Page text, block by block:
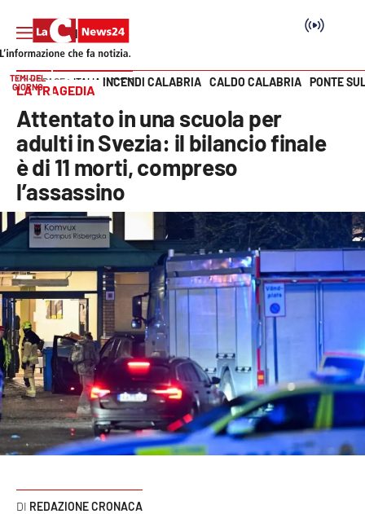
SEZIONI
Cronaca
Politica
Attualità
Economia e lavoro
Italia Mondo
Sanità
Sport
Cultura
Podcast
Vai
TEMI DEL
GIORNO
INCENDI CALABRIA CALDO CALABRIA PONTE
HOME PAGE ITALIA MONDO
LA TRAGEDIA
Attentato in una scuola per
adulti in Svezia: il bilancio finale
è di 11 morti, compreso
l’assassino
REDAZIONE CRONACA